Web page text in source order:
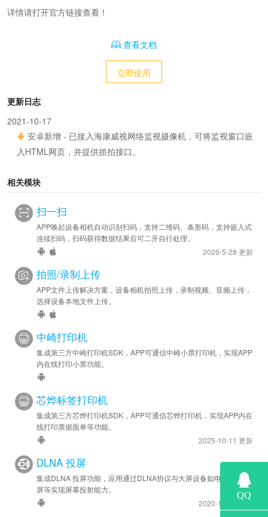
详情请打开官方链接查看！
查看文档
立即使用
更新日志
2021-10-17
安卓新增 - 已接入海康威视网络监视摄像机，可将监视窗口嵌
入HTML网页，并提供抓拍接口。
相关模块
扫一扫
APP唤起设备相机自动识别扫码，支持二维码、条形码，支持嵌入式
连续扫码，扫码获得数据结果后可二开自行处理。
2026-5-28 更新
拍照/录制上传
APP文件上传解决方案，设备相机拍照上传，录制视频、音频上传，
选择设备本地文件上传。
中崎打印机
集成第三方中崎打印机SDK，APP可通信中崎小票打印机，实现APP
内在线打印小票功能。
芯烨标签打印机
集成第三方芯烨打印机SDK，APP可通信芯烨打印机，实现APP内在
线打印票据面单等功能。
2025-10-11 更新
DLNA 投屏
集成DLNA 投屏功能，应用通过DLNA协议与大屏设备如电视，智慧
屏等实现屏幕投射能力。
2020-11-16 更新